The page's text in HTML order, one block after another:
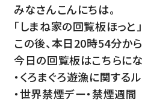
みなさんこんにちは。
「しまね家の回覧板ほっと
この後、本日20時54分から
今日の回覧板はこちらにな
・くろまぐろ遊漁に関する
・世界禁煙デー・禁煙週間